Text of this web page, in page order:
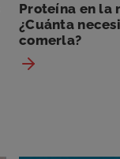
Proteína en la
¿Cuánta
comerla?